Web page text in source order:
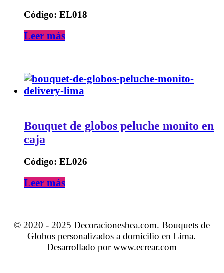
Código: EL018
Leer más
Bouquet de globos peluche monito en
caja
Código: EL026
Leer más
© 2020 - 2025 Decoracionesbea.com. Bouquets de
Globos personalizados a domicilio en Lima.
Desarrollado por www.ecrear.com